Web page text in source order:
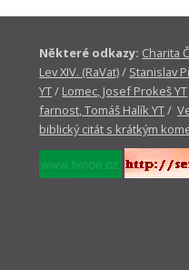
Některé odkazy: Charita
Lev XIV. (RaVat)/ Stanislav
YT/ Lomec, Josef Prokeš YT
farnost, Tomáš Halík YT/
biblický citát s krátkým